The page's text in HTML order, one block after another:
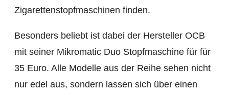
Zigarettenstopfmaschinen finden.
Besonders beliebt ist dabei der Hersteller OCB
mit seiner Mikromatic Duo Stopfmaschine für für
35 Euro. Alle Modelle aus der Reihe sehen nicht
nur edel aus, sondern lassen sich über einen